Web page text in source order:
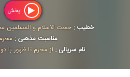
پخش
خطیب :حجت الاسلام و المسلمین
مناسبت مذهبی : محرم ۱۴۰۴
نام سریالی : از محرم تا ظهور با